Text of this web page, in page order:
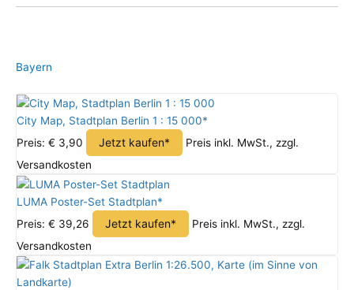
Bayern
City Map, Stadtplan Berlin 1 : 15 000*
Preis: € 3,90
Jetzt kaufen*
Preis inkl. MwSt., zzgl.
Versandkosten
LUMA Poster-Set Stadtplan*
Preis: € 39,26
Jetzt kaufen*
Preis inkl. MwSt., zzgl.
Versandkosten